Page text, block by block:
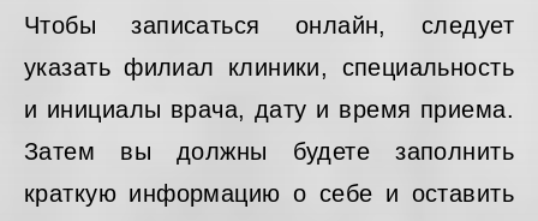
Чтобы записаться онлайн, следует
указать филиал клиники, специальность
и инициалы врача, дату и время приема.
Затем вы должны будете заполнить
краткую информацию о себе и оставить